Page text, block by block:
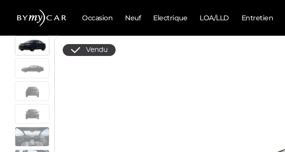
Occasion Neuf Electrique LOA/LLD Entretien
Vendu